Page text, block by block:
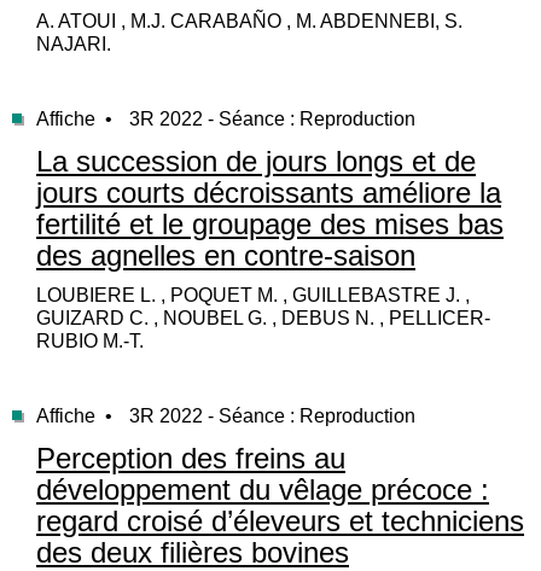
A. ATOUI , M.J. CARABAÑO , M. ABDENNEBI, S.
NAJARI.
Affiche • 3R 2022 - Séance : Reproduction
La succession de jours longs et de
jours courts décroissants améliore la
fertilité et le groupage des mises bas
des agnelles en contre-saison
LOUBIERE L. , POQUET M. , GUILLEBASTRE J. ,
GUIZARD C. , NOUBEL G. , DEBUS N. , PELLICER-
RUBIO M.-T.
Affiche • 3R 2022 - Séance : Reproduction
Perception des freins au
développement du vêlage précoce :
regard croisé d’éleveurs et techniciens
des deux filières bovines